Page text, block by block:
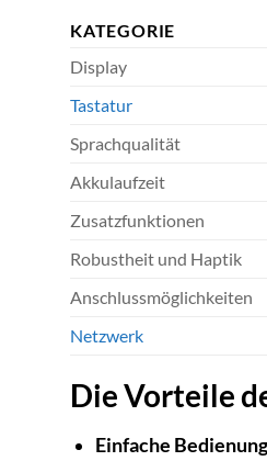
KATEGORIE
Display
Tastatur
Sprachqualität
Akkulaufzeit
Zusatzfunktionen
Robustheit und Haptik
Anschlussmöglichkeiten
Netzwerk
Die Vorteile
Einfache